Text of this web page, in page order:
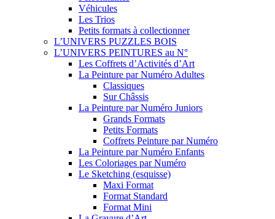
Véhicules
Les Trios
Petits formats à collectionner
L’UNIVERS PUZZLES BOIS
L’UNIVERS PEINTURES au N°
Les Coffrets d’Activités d’Art
La Peinture par Numéro Adultes
Classiques
Sur Châssis
La Peinture par Numéro Juniors
Grands Formats
Petits Formats
Coffrets Peinture par Numéro
La Peinture par Numéro Enfants
Les Coloriages par Numéro
Le Sketching (esquisse)
Maxi Format
Format Standard
Format Mini